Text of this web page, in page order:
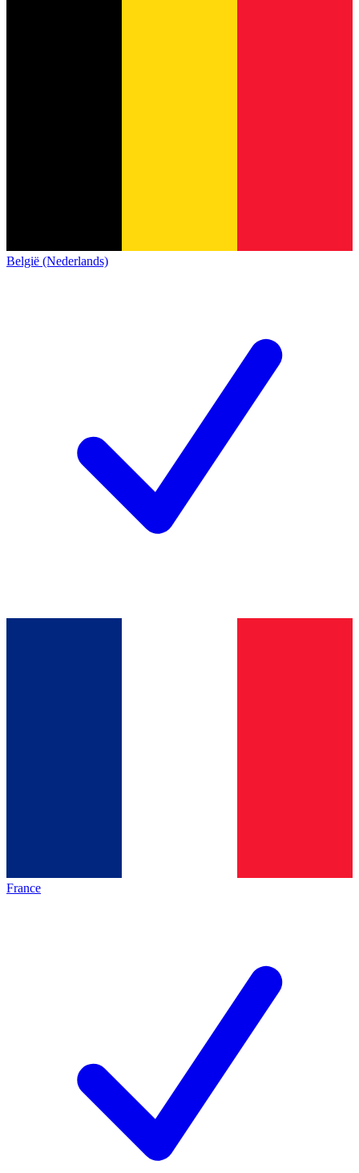
België (Nederlands)
France